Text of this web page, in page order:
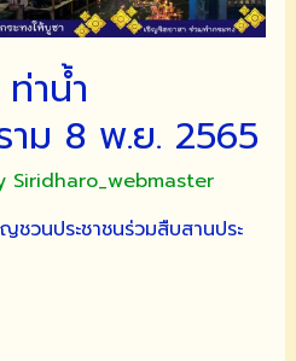
าน้ำ
ม 8 พ.ย. 2565
Siridharo_webmaster
ชวนประชาชนร่วมสืบสานประ